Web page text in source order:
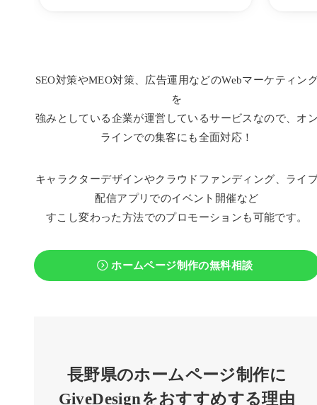
SEO対策やMEO対策、広告運用などのWebマーケティン
を
強みとしている企業が運営しているサービスなので、オ
ラインでの集客にも全面対応！
キャラクターデザインやクラウドファンディング、ライ
配信アプリでのイベント開催など
すこし変わった方法でのプロモーションも可能です。
ホームページ制作の無料相談
長野県のホームページ制作に
GiveDesignをおすすめする理由